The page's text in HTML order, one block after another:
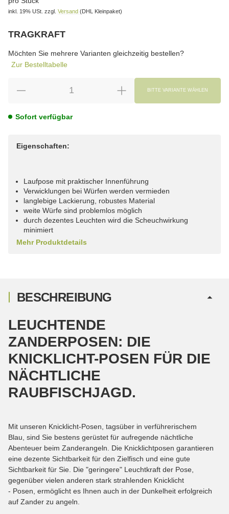
inkl. 19% USt. zzgl. Versand (DHL Kleinpaket)
TRAGKRAFT
Möchten Sie mehrere Varianten gleichzeitig bestellen?
Zur Bestelltabelle
BITTE VARIANTE WÄHLEN
Sofort verfügbar
Eigenschaften:
Laufpose mit praktischer Innenführung
Verwicklungen bei Würfen werden vermieden
langlebige Lackierung, robustes Material
weite Würfe sind problemlos möglich
durch dezentes Leuchten wird die Scheuchwirkung
minimiert
Mehr Produktdetails
BESCHREIBUNG
LEUCHTENDE
ZANDERPOSEN: DIE
KNICKLICHT-POSEN FÜR DIE
NÄCHTLICHE
RAUBFISCHJAGD.
Mit unseren Knicklicht-Posen, tagsüber in verführerischem
Blau, sind Sie bestens gerüstet für aufregende nächtliche
Abenteuer beim Zanderangeln. Die Knicklichtposen garantieren
eine dezente Sichtbarkeit für den Zielfisch und eine gute
Sichtbarkeit für Sie. Die "geringere" Leuchtkraft der Pose,
gegenüber vielen anderen stark strahlenden Knicklicht
- Posen, ermöglicht es Ihnen auch in der Dunkelheit erfolgreich
auf Zander zu angeln.